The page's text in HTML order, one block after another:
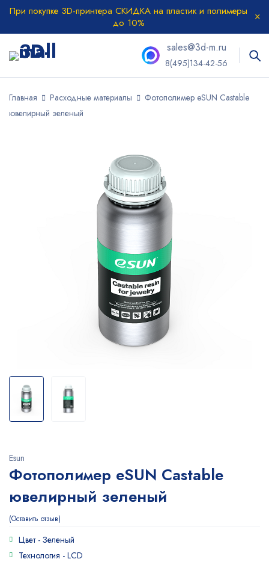
При покупке 3D-принтера СКИДКА на пластик и полимеры
до 10%
sales@3d-m.ru
8(495)134-42-56
Главная Расходные материалы
Фотополимер eSUN Castable
ювелирный зеленый
Esun
Фотополимер eSUN Castable
ювелирный зеленый
Оставить отзыв
Цвет - Зеленый
Технология - LCD